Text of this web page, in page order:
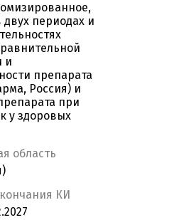
двух периодах и
и
препарата
Россия) и
при
у здоровых
область
КИ